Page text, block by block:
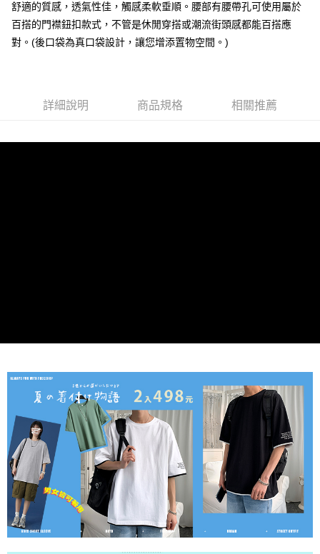
每筆NT$80，滿NT$1,000(含以上)免運費
宅配
每筆NT$150
舒適的質感，透氣性佳，觸感柔軟垂順。腰部有腰帶孔可使用屬於
百搭的門襟鈕扣款式，不管是休閒穿搭或潮流街頭感都能百搭應
對。(後口袋為真口袋設計，讓您增添置物空間。)
詳細說明 商品規格 相關推薦